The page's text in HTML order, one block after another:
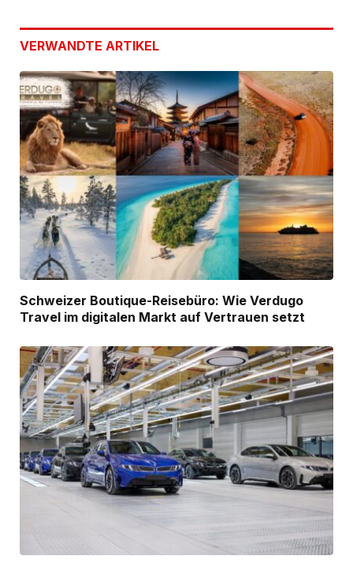
VERWANDTE ARTIKEL
Schweizer Boutique-Reisebüro: Wie Verdugo
Travel im digitalen Markt auf Vertrauen setzt